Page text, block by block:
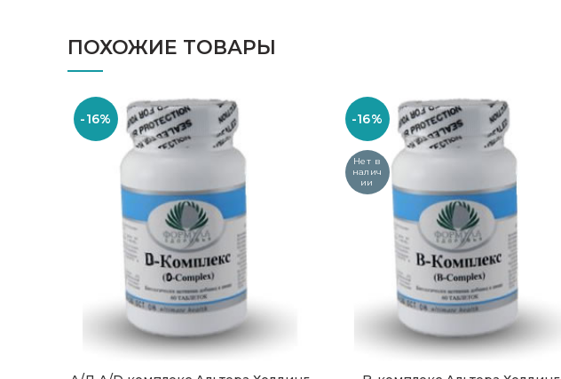
ПОХОЖИЕ ТОВАРЫ
-16% -16%
Нет в
налич
ии